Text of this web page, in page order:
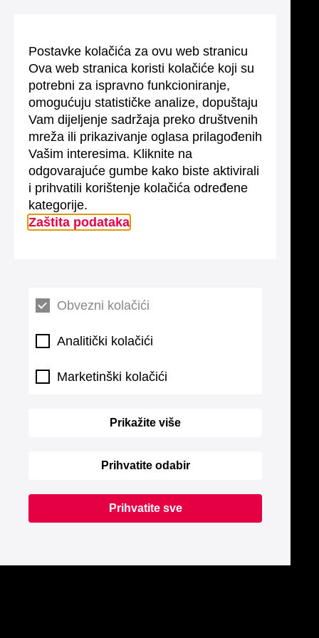
Postavke kolačića za ovu web stranicu
Ova web stranica koristi kolačiće koji su
potrebni za ispravno funkcioniranje,
omogućuju statističke analize, dopuštaju
Vam dijeljenje sadržaja preko društvenih
mreža ili prikazivanje oglasa prilagođenih
Vašim interesima. Kliknite na
odgovarajuće gumbe kako biste aktivirali
i prihvatili korištenje kolačića određene
kategorije.
Zaštita podataka
Obvezni kolačići
Analitički kolačići
Marketinški kolačići
Prikažite više
Prihvatite odabir
Prihvatite sve